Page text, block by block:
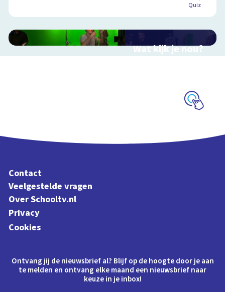
Quiz
Wat kijk je nou?
Interactieve
Contact
Veelgestelde vragen
Over Schooltv.nl
Privacy
Cookies
Ontvang jij de nieuwsbrief al? Blijf op de hoogte door je aan
te melden en ontvang elke maand een nieuwsbrief naar
keuze in je inbox!